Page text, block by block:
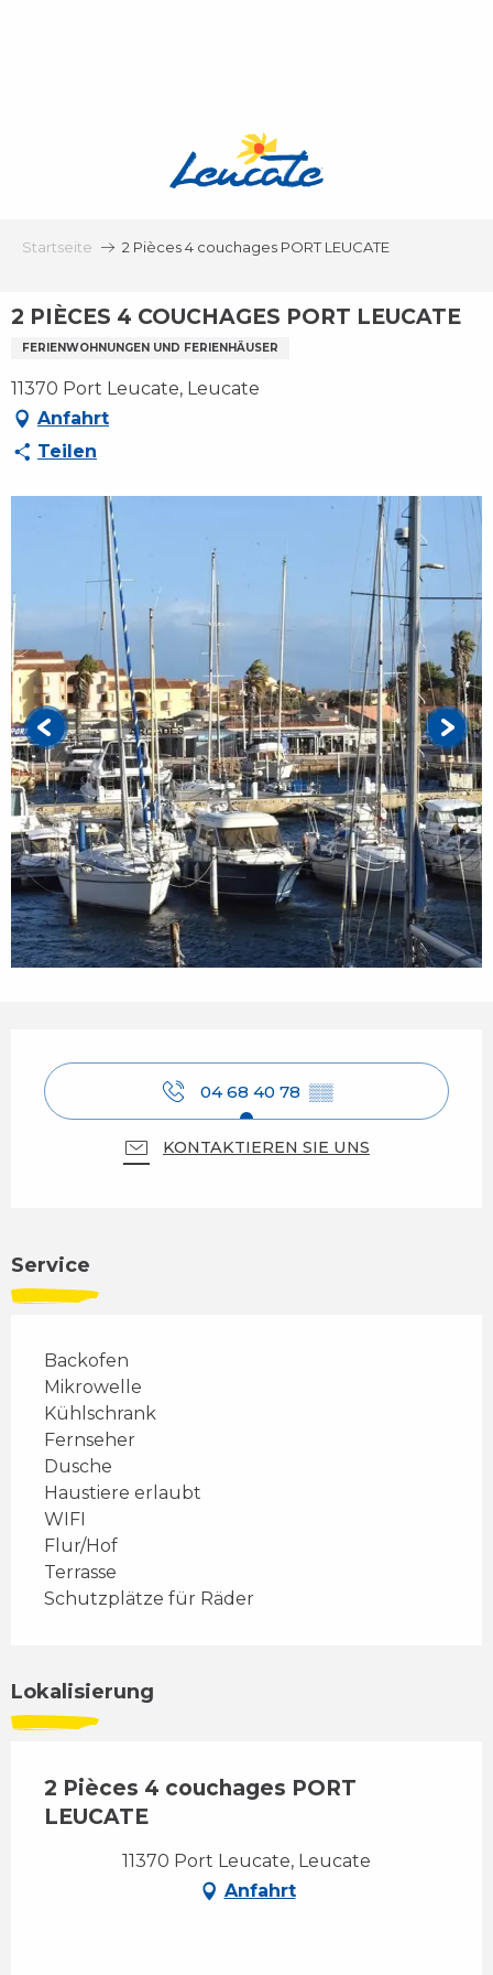
Startseite 2 Pièces 4 couchages PORT LEUCATE
2 PIÈCES 4 COUCHAGES PORT LEUCATE
FERIENWOHNUNGEN UND FERIENHÄUSER
11370 Port Leucate, Leucate
Anfahrt
Teilen
04 68 40 78 ▒▒
KONTAKTIEREN SIE UNS
Service
Backofen
Mikrowelle
Kühlschrank
Fernseher
Dusche
Haustiere erlaubt
WIFI
Flur/Hof
Terrasse
Schutzplätze für Räder
Lokalisierung
2 Pièces 4 couchages PORT
LEUCATE
11370 Port Leucate, Leucate
Anfahrt